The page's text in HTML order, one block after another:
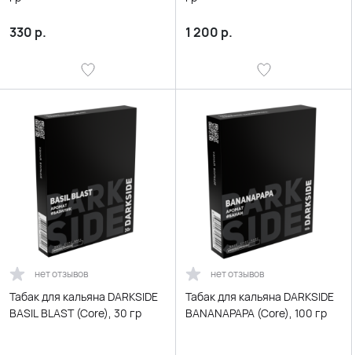
330 р. 1 200 р.
нет отзывов
Табак для кальяна DARKSIDE
BASIL BLAST (Core), 30 гр
нет отзывов
Табак для кальяна DARKSIDE
BANANAPAPA (Core), 100 гр